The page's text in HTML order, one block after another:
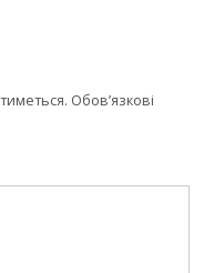
Обов’язкові